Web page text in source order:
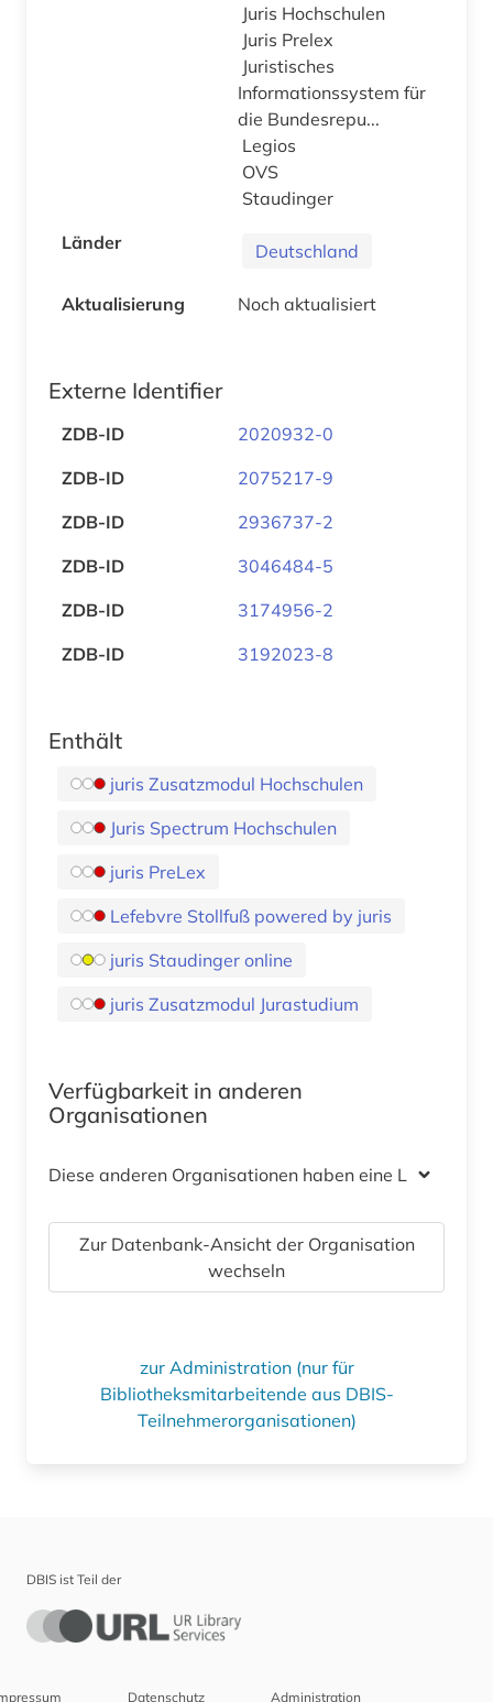
Juris Hochschulen
Juris Prelex
Juristisches
Informationssystem für
die Bundesrepu...
Legios
OVS
Staudinger
Länder
Deutschland
Aktualisierung Noch aktualisiert
Externe Identifier
ZDB-ID
2020932-0
ZDB-ID
2075217-9
ZDB-ID
2936737-2
ZDB-ID
3046484-5
ZDB-ID
3174956-2
ZDB-ID
3192023-8
Enthält
juris Zusatzmodul Hochschulen
Juris Spectrum Hochschulen
juris PreLex
Lefebvre Stollfuß powered by juris
juris Staudinger online
juris Zusatzmodul Jurastudium
Verfügbarkeit in anderen
Organisationen
Diese anderen Organisationen haben eine Lizenz
Zur Datenbank-Ansicht der Organisation
wechseln
zur Administration (nur für
Bibliotheksmitarbeitende aus DBIS-
Teilnehmerorganisationen)
DBIS ist Teil der
Datenschutz Administration